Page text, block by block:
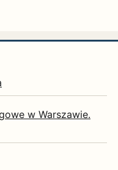
w Warszawie.